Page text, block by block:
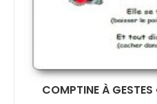
COMPTINE À GESTES